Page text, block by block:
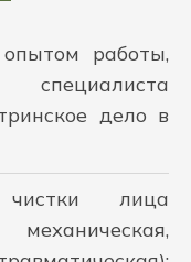
работы,
дело в
лица